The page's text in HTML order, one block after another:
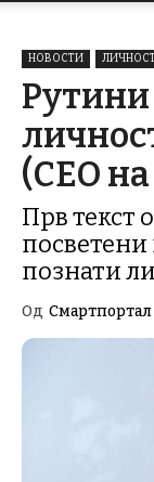
НОВОСТИ
(CEO
Прв текст
познати
Од Смартпортал